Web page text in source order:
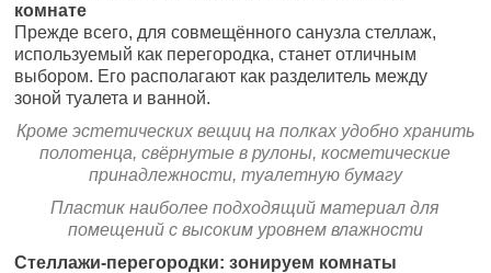
комнате
Прежде всего, для совмещённого санузла стеллаж,
используемый как перегородка, станет отличным
выбором. Его располагают как разделитель между
зоной туалета и ванной.
Кроме эстетических вещиц на полках удобно хранить
полотенца, свёрнутые в рулоны, косметические
принадлежности, туалетную бумагу
Пластик наиболее подходящий материал для
помещений с высоким уровнем влажности
Стеллажи-перегородки: зонируем комнаты